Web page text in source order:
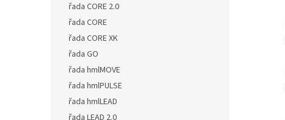
řada CORE 2.0
řada CORE
řada CORE XK
řada GO
řada hmlMOVE
řada hmlPULSE
řada hmlLEAD
řada LEAD 2.0